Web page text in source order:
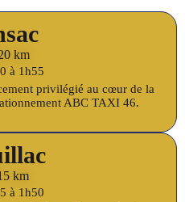
km
à 1h55
privilégié au cœur de la
ABC TAXI 46.
km
à 1h50